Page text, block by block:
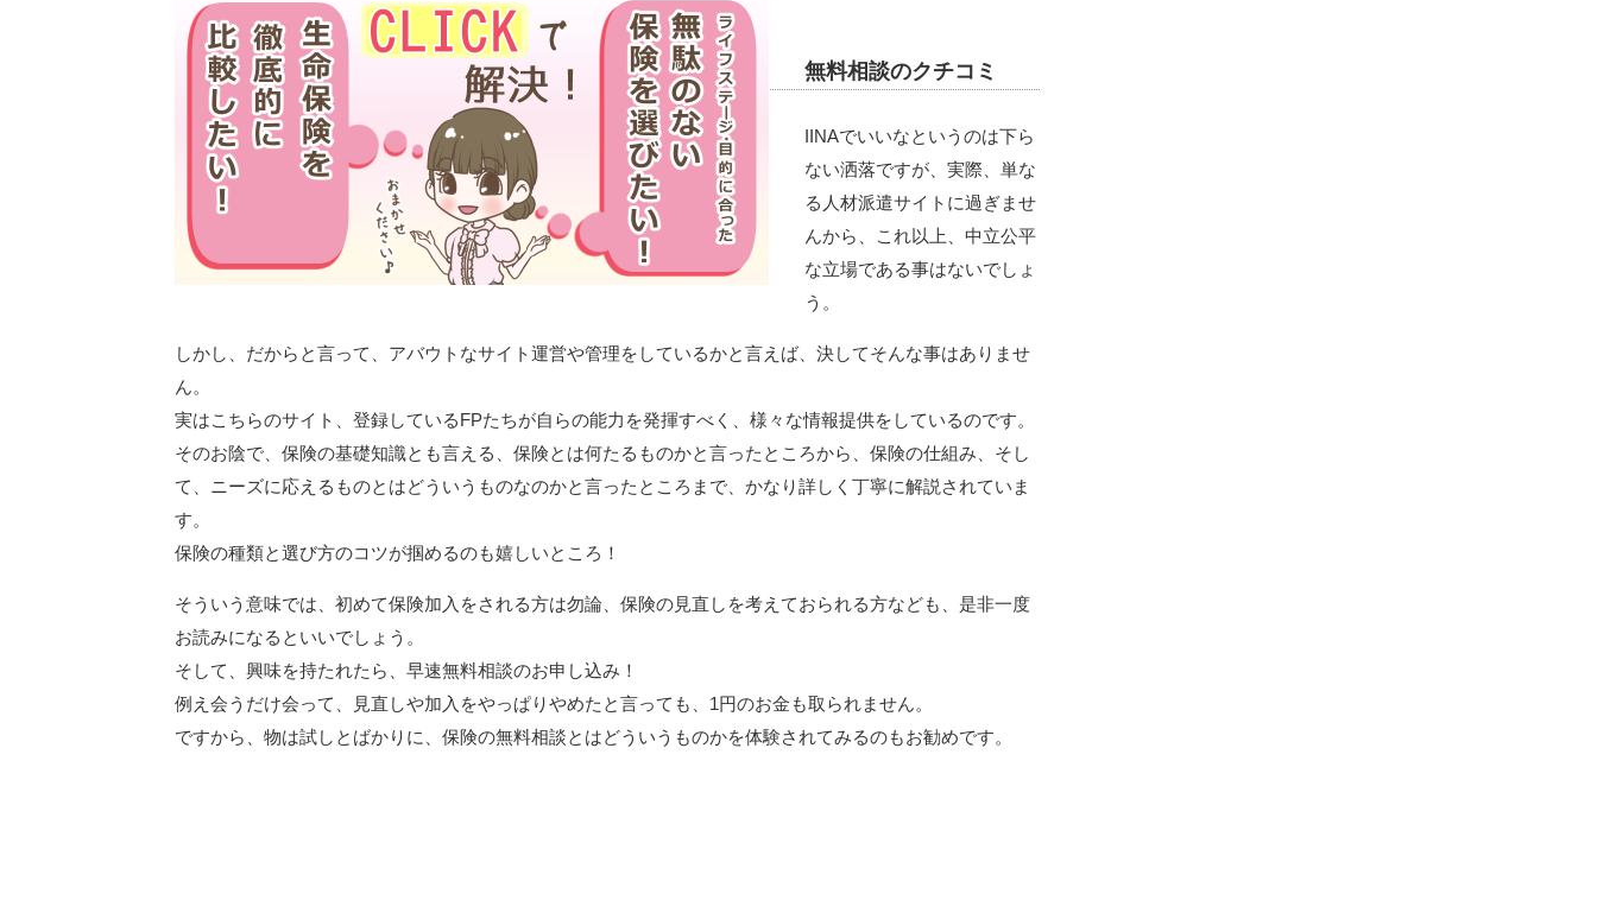
無料相談のクチコミ
IINAでいいなというのは下ら
ない洒落ですが、実際、単な
る人材派遣サイトに過ぎませ
んから、これ以上、中立公平
な立場である事はないでしょ
う。
しかし、だからと言って、アバウトなサイト運営や管理をしているかと言えば、決してそんな事はありませ
ん。
実はこちらのサイト、登録しているFPたちが自らの能力を発揮すべく、様々な情報提供をしているのです。
そのお陰で、保険の基礎知識とも言える、保険とは何たるものかと言ったところから、保険の仕組み、そし
て、ニーズに応えるものとはどういうものなのかと言ったところまで、かなり詳しく丁寧に解説されていま
す。
保険の種類と選び方のコツが掴めるのも嬉しいところ！
そういう意味では、初めて保険加入をされる方は勿論、保険の見直しを考えておられる方なども、是非一度
お読みになるといいでしょう。
そして、興味を持たれたら、早速無料相談のお申し込み！
例え会うだけ会って、見直しや加入をやっぱりやめたと言っても、1円のお金も取られません。
ですから、物は試しとばかりに、保険の無料相談とはどういうものかを体験されてみるのもお勧めです。